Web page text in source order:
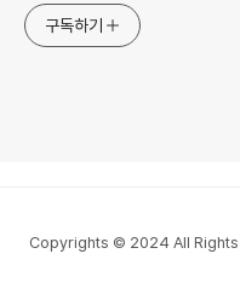
구독하기
Copyrights © 2024 All Rights